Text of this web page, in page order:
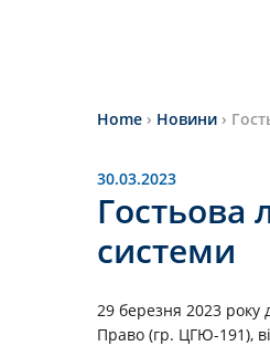
Home › Новини ›
30.03.2023
Гостьова
системи
29 березня 2023 року
Право (гр. ЦГЮ-191),